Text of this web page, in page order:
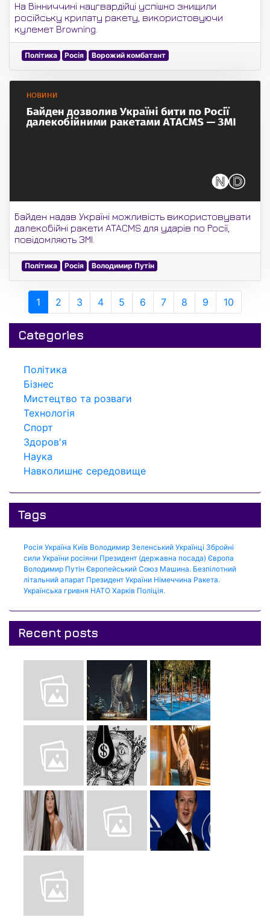
На Вінниччині нацгвардійці успішно знищили
російську крилату ракету, використовуючи
кулемет Browning.
Політика Росія Ворожий комбатант
Байден надав Україні можливість використовувати
далекобійні ракети ATACMS для ударів по Росії,
повідомляють ЗМІ.
Політика Росія Володимир Путін
1 2 3 4 5 6 7 8 9 10
Categories
Політика
Бізнес
Мистецтво та розваги
Технологія
Спорт
Здоров'я
Наука
Навколишнє середовище
Tags
Росія Україна Київ Володимир Зеленський Українці Збройні
сили України росіяни Президент (державна посада) Європа
Володимир Путін Європейський Союз Машина. Безпілотний
літальний апарат Президент України Німеччина Ракета.
Українська гривня НАТО Харків Поліція.
Recent posts